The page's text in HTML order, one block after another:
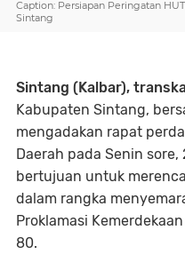
Caption: Persiapan Peringatan
Sintang
Sintang (Kalbar),
Kabupaten Sintang,
mengadakan rapat
Daerah pada Senin
bertujuan untuk
dalam rangka
Proklamasi
80.